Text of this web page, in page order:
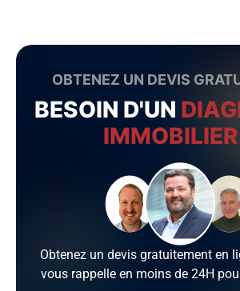
OBTENEZ UN DEVIS
BESOIN D'UN
IMMOBILIER
Obtenez un devis gratuitement en
vous rappelle en moins de 24H